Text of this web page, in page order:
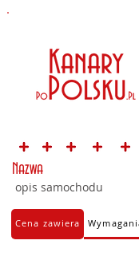
Nazwa
opis samochodu
Cena zawiera